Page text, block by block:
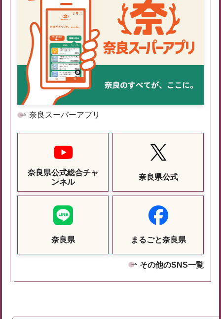
奈良スーパーアプリ
奈良県公式総合チャ
ンネル
奈良県公式
奈良県 まるごと奈良県
その他のSNS一覧